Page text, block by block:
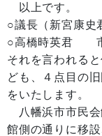
以上です。
○議長（新宮康
○高橋時英君 市
それを言われる
ども、４点目の
をいたします。
八幡浜市市民会
館側の通りに移